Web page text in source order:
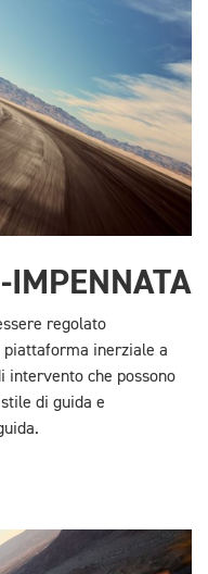
IMPENNATA
regolato
inerziale a
intervento che possono
di guida e